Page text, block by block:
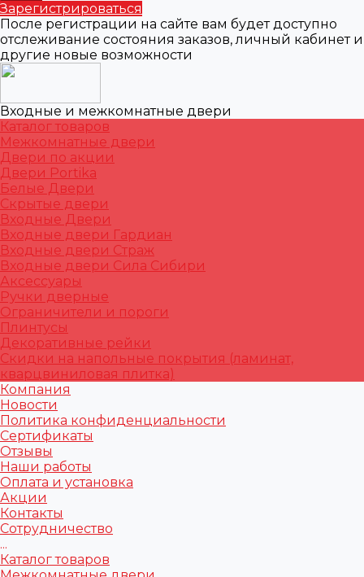
Зарегистрироваться
После регистрации на сайте вам будет доступно
отслеживание состояния заказов, личный кабинет и
другие новые возможности
Входные и межкомнатные двери
Каталог товаров
Межкомнатные двери
Двери по акции
Двери Portika
Белые Двери
Скрытые двери
Входные Двери
Входные двери Гардиан
Входные двери Страж
Входные двери Сила Сибири
Аксессуары
Ручки дверные
Ограничители и пороги
Плинтусы
Декоративные рейки
Скидки на напольные покрытия (ламинат,
кварцвиниловая плитка)
Компания
Новости
Политика конфиденциальности
Сертификаты
Отзывы
Наши работы
Оплата и установка
Акции
Контакты
Сотрудничество
...
Каталог товаров